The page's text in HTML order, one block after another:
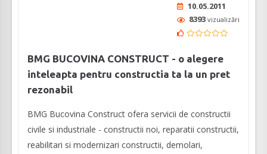
10.05.2011
8393 vizualizări
BMG BUCOVINA CONSTRUCT - o alegere
inteleapta pentru constructia ta la un pret
rezonabil
BMG Bucovina Construct ofera servicii de constructii
civile si industriale - constructii noi, reparatii constructii,
reabilitari si modernizari constructii, demolari,